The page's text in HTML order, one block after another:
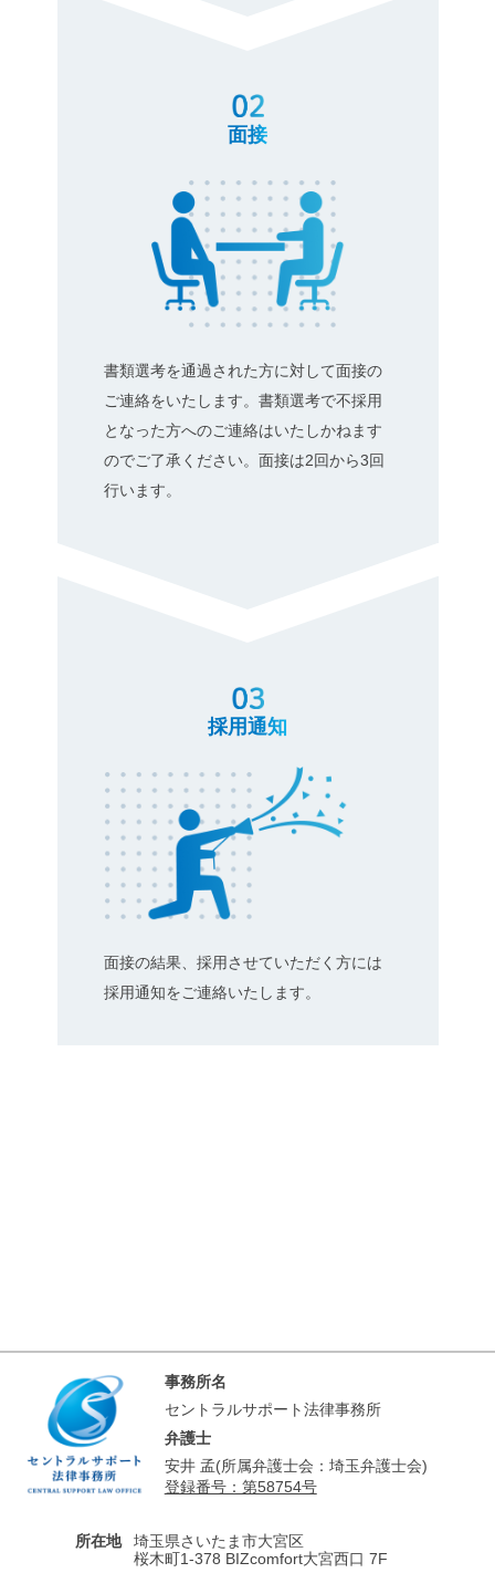
面接
書類選考を通過された方に対して面接の
ご連絡をいたします。書類選考で不採用
となった方へのご連絡はいたしかねます
のでご了承ください。面接は2回から3回
行います。
採用通知
面接の結果、採用させていただく方には
採用通知をご連絡いたします。
事務所名
セントラルサポート法律事務所
弁護士
安井 孟(所属弁護士会：埼玉弁護士会)
登録番号：第58754号
所在地
埼玉県さいたま市大宮区
桜木町1-378 BIZcomfort大宮西口 7F